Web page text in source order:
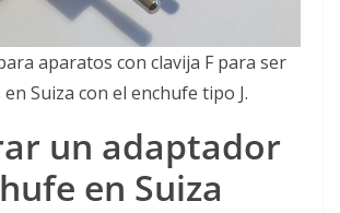
aparatos con clavija F para ser
en Suiza con el enchufe tipo J.
un adaptador
en Suiza